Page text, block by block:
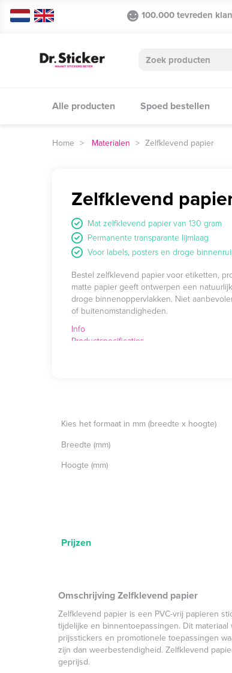
100.000 tevreden
Alle producten Spoed bestellen
Materialen Zelfklevend papier
Zelfklevend
Mat zelfklevend papier van 130 gram
Permanente transparante lijmlaag
Voor labels, posters en droge
Bestel zelfklevend papier voor etiketten,
matte papier geeft ontwerpen een
droge binnenoppervlakken. Niet
of buitenomstandigheden.
Info
Productspecificaties
Kies het formaat in mm (breedte x hoogte)
Breedte (mm)
Hoogte (mm)
Prijzen
Omschrijving Zelfklevend papier
Zelfklevend papier is een PVC-vrij papieren
tijdelijke en binnen­toepassingen. Dit
prijsstickers en promotionele toepassingen
zijn dan weerbestendigheid. Zelfklevend
geprijsd.